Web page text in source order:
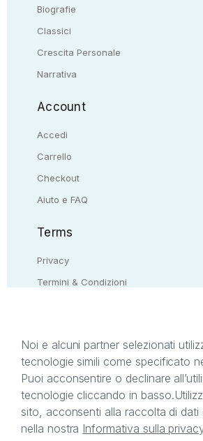
Biografie
Classici
Crescita Personale
Narrativa
Account
Accedi
Carrello
Checkout
Aiuto e FAQ
Terms
Privacy
Termini & Condizioni
Il presente sito web è di proprietà di
titolare di tutti i diritti di proprietà
afferenti ai marchi, loghi e segni
sul sito web. Si invita l’utente a
Noi e alcuni partner selezionati
tecnologie simili come specificato
Puoi acconsentire o declinare
tecnologie cliccando in basso.
sito, acconsenti alla raccolta di
nella nostra Informativa sulla